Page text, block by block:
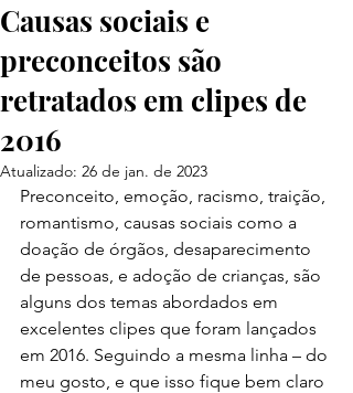
Causas sociais e
preconceitos são
retratados em clipes de
2016
Atualizado: 26 de jan. de 2023
Preconceito, emoção, racismo, traição,
romantismo, causas sociais como a
doação de órgãos, desaparecimento
de pessoas, e adoção de crianças, são
alguns dos temas abordados em
excelentes clipes que foram lançados
em 2016. Seguindo a mesma linha – do
meu gosto, e que isso fique bem claro